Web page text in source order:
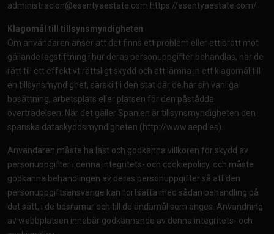
administracion@esentyaestate.com https://esentyaestate.com/
Klagomål till tillsynsmyndigheten
Om användaren anser att det finns ett problem eller ett brott mot
gällande lagstiftning i hur deras personuppgifter behandlas, har de
rätt till ett effektivt rättsligt skydd och att lämna in ett klagomål till
en tillsynsmyndighet, särskilt i den stat där de har sin vanliga
bosättning, arbetsplats eller platsen för den påstådda
överträdelsen. När det gäller Spanien är tillsynsmyndigheten den
spanska dataskyddsmyndigheten (http://www.aepd.es).
Användaren måste ha läst och godkänna villkoren för skydd av
personuppgifter i denna integritets- och cookiepolicy, och måste
godkänna behandlingen av deras personuppgifter så att den
personuppgiftsansvarige kan fortsätta med sådan behandling på
det sätt, i de tidsramar och till de ändamål som anges. Användning
av webbplatsen innebär godkännande av denna integritets- och